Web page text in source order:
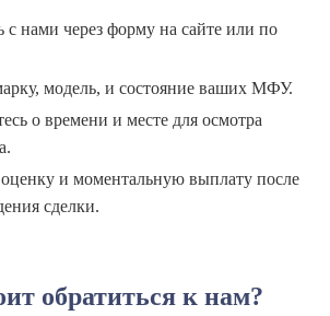
с нами через форму на сайте или по
модель, и состояние ваших МФУ.
о времени и месте для осмотра
и моментальную выплату после
сделки.
обратиться к нам?